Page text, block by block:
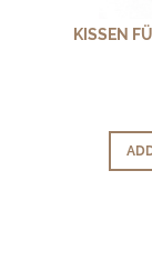
KISSEN